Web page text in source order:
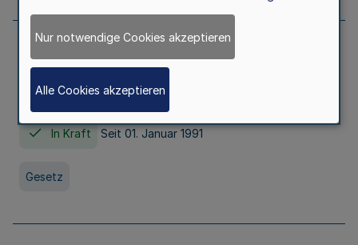
Erstes Gesetz zur Ausführung des
Kinder- und Jugendhilfegesetzes - AG -
KJHG -
In Kraft Seit 01. Januar 1991
Gesetz
Nur notwendige Cookies akzeptieren
Alle Cookies akzeptieren